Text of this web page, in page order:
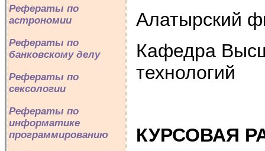
Рефераты по
астрономии
Рефераты по
банковскому делу
Рефераты по
сексологии
Рефераты по
информатике
программированию
Алатырский
Кафедра
технологий
КУРСОВАЯ